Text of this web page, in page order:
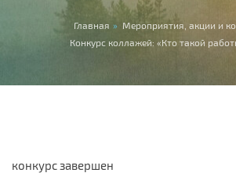
Вы здесь
Главная » Мероприятия, акции и
Конкурс коллажей: «Кто такой
конкурс завершен